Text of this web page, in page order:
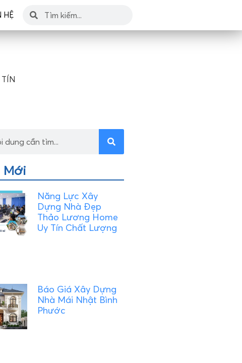
HỆ
Mới
Năng Lực Xây
Dựng Nhà Đẹp
Thảo Lương Home
Uy Tín Chất Lượng
Báo Giá Xây Dựng
Nhà Mái Nhật Bình
Phước